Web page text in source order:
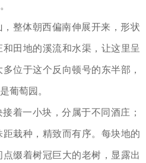
整体朝西偏南伸展开来，形状
田地的溪流和水渠，让这里呈
位于这个反向顿号的东半部，
葡萄园。
着一小块，分属于不同酒庄；
栽种，精致而有序。每块地的
缀着树冠巨大的老树，显露出